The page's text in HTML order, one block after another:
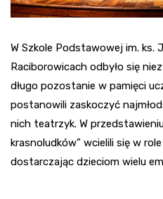
W Szkole Podstawowej im. ks.
Raciborowicach odbyło się
długo pozostanie w pamięci
postanowili zaskoczyć
nich teatrzyk. W
krasnoludków” wcielili się w
dostarczając dzieciom wielu